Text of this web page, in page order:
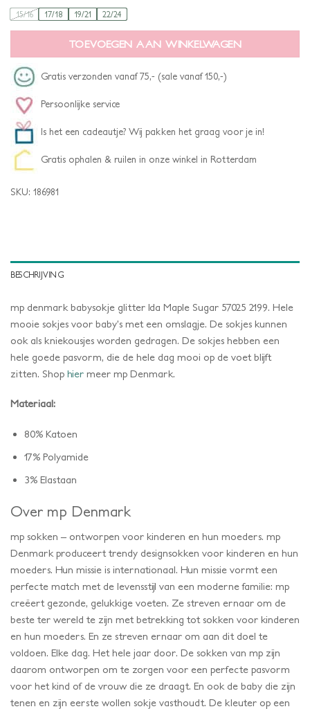
15/16 17/18 19/21 22/24
TOEVOEGEN AAN WINKELWAGEN
Gratis verzonden vanaf 75,- (sale vanaf 150,-)
Persoonlijke service
Is het een cadeautje? Wij pakken het graag voor je in!
Gratis ophalen & ruilen in onze winkel in Rotterdam
SKU: 186981
BESCHRIJVING
mp denmark babysokje glitter Ida Maple Sugar 57025 2199. Hele
mooie sokjes voor baby’s met een omslagje. De sokjes kunnen
ook als kniekousjes worden gedragen. De sokjes hebben een
hele goede pasvorm, die de hele dag mooi op de voet blijft
zitten. Shop hier meer mp Denmark.
Materiaal:
80% Katoen
17% Polyamide
3% Elastaan
Over mp Denmark
mp sokken – ontworpen voor kinderen en hun moeders. mp
Denmark produceert trendy designsokken voor kinderen en hun
moeders. Hun missie is internationaal. Hun missie vormt een
perfecte match met de levensstijl van een moderne familie: mp
creëert gezonde, gelukkige voeten. Ze streven ernaar om de
beste ter wereld te zijn met betrekking tot sokken voor kinderen
en hun moeders. En ze streven ernaar om aan dit doel te
voldoen. Elke dag. Het hele jaar door. De sokken van mp zijn
daarom ontworpen om te zorgen voor een perfecte pasvorm
voor het kind of de vrouw die ze draagt. En ook de baby die zijn
tenen en zijn eerste wollen sokje vasthoudt. De kleuter op een